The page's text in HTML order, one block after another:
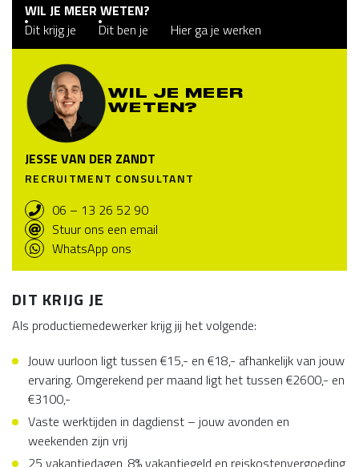
WIL JE MEER WETEN?
Dit krijg je
Dit ben je Hier ga je werken
WIL JE MEER
WETEN?
JESSE VAN DER ZANDT
RECRUITMENT CONSULTANT
06 – 13 26 52 90
Stuur ons een email
WhatsApp ons
DIT KRIJG JE
Als productiemedewerker krijg jij het volgende:
Jouw uurloon ligt tussen €15,- en €18,- afhankelijk van jouw
ervaring. Omgerekend per maand ligt het tussen €2600,- en
€3100,-
Vaste werktijden in dagdienst – jouw avonden en
weekenden zijn vrij
25 vakantiedagen, 8% vakantiegeld en reiskostenvergoeding